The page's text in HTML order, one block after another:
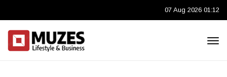
07 Aug 2026 01:12